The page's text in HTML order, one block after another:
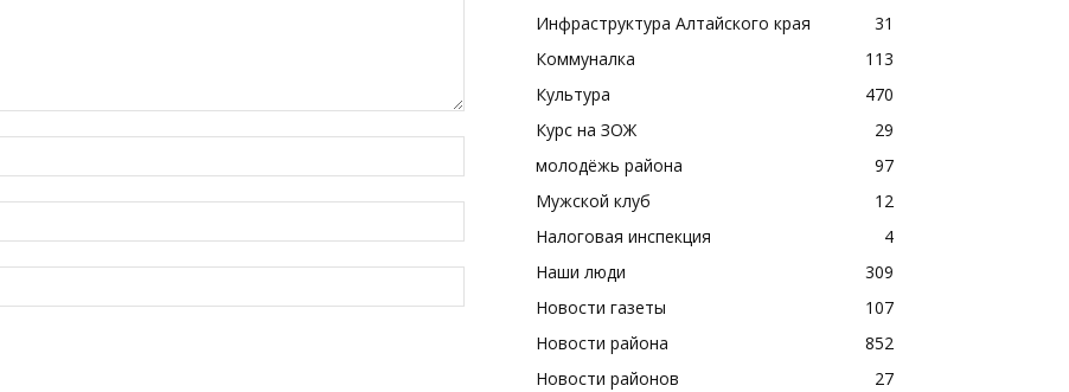
Инфраструктура Алтайского края
31
Коммуналка
113
Культура
470
Курс на ЗОЖ
29
молодёжь района
97
Мужской клуб
12
Налоговая инспекция
4
Наши люди
309
Новости газеты
107
Новости района
852
Новости районов
27